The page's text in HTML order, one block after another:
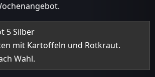
5 Silber
mit Kartoffeln und Rotkraut.
Wahl.